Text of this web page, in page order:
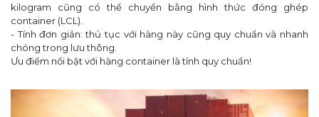
kilogram cũng có thể chuyển bằng hình thức đóng ghép
container (LCL).
- Tính đơn giản: thủ tục với hàng này cũng quy chuẩn và nhanh
chóng trong lưu thông.
Ưu điểm nổi bật với hàng container là tính quy chuẩn!